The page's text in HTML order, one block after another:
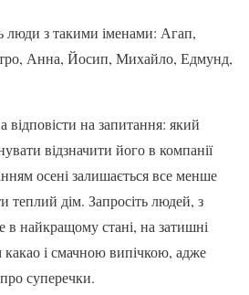
люди з такими іменами: Агап,
Анна, Йосип, Михайло, Едмунд,
відповісти на запитання: який
відзначити його в компанії
осені залишається все менше
теплий дім. Запросіть людей, з
в найкращому стані, на затишні
і смачною випічкою, адже
суперечки.